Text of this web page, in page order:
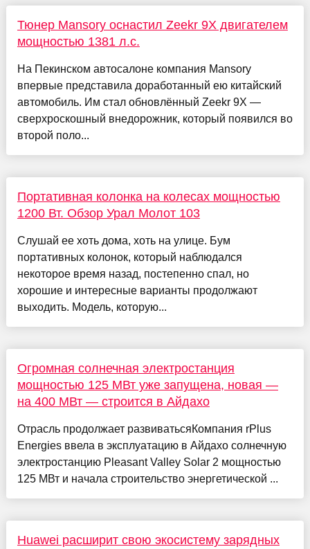
Тюнер Mansory оснастил Zeekr 9X двигателем
мощностью 1381 л.с.
На Пекинском автосалоне компания Mansory
впервые представила доработанный ею китайский
автомобиль. Им стал обновлённый Zeekr 9X —
сверхроскошный внедорожник, который появился во
второй поло...
Портативная колонка на колесах мощностью
1200 Вт. Обзор Урал Молот 103
Слушай ее хоть дома, хоть на улице. Бум
портативных колонок, который наблюдался
некоторое время назад, постепенно спал, но
хорошие и интересные варианты продолжают
выходить. Модель, которую...
Огромная солнечная электростанция
мощностью 125 МВт уже запущена, новая —
на 400 МВт — строится в Айдахо
Отрасль продолжает развиватьсяКомпания rPlus
Energies ввела в эксплуатацию в Айдахо солнечную
электростанцию Pleasant Valley Solar 2 мощностью
125 МВт и начала строительство энергетической ...
Huawei расширит свою экосистему зарядных